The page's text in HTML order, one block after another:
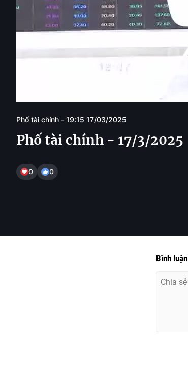
Phố tài chính - 19:15 17/03/2025
Phố tài chính - 17/3/2025
0 0
Bình luận